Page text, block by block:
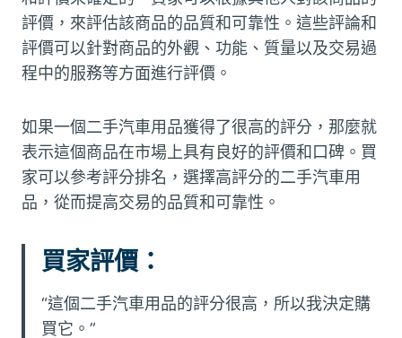
評價，來評估該商品的品質和可靠性。這些評論和
評價可以針對商品的外觀、功能、質量以及交易過
程中的服務等方面進行評價。
如果一個二手汽車用品獲得了很高的評分，那麼就
表示這個商品在市場上具有良好的評價和口碑。買
家可以參考評分排名，選擇高評分的二手汽車用
品，從而提高交易的品質和可靠性。
買家評價：
“這個二手汽車用品的評分很高，所以我決定購
買它。”